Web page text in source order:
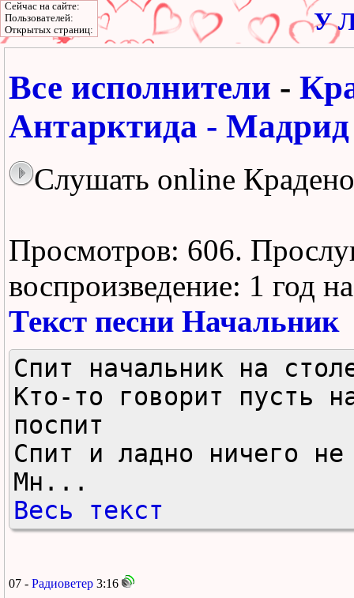
У
Все исполнители -
Антарктида - Мадрид
Слушать online
Просмотров: 606.
воспроизведение: 1 год
Текст песни Начальник
Спит начальник на
Кто-то говорит пусть
поспит
Спит и ладно ничего не
Мн...
Весь текст
07 - Радиоветер 3:16
Сейчас на сайте:
Пользователей:
Открытых страниц: